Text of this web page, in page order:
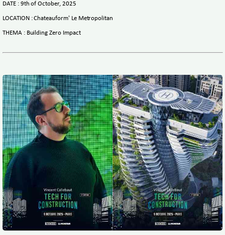
DATE : 9th of October, 2025
LOCATION : Chateauform' Le Metropolitan
THEMA : Building Zero Impact